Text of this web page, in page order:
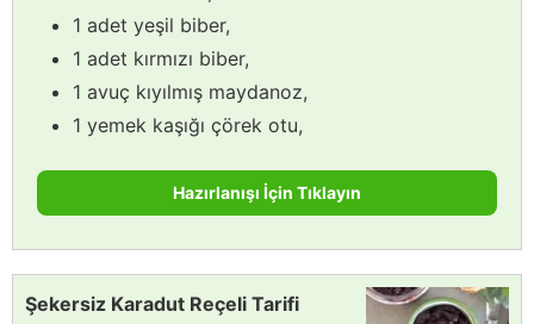
1 adet yeşil biber,
1 adet kırmızı biber,
1 avuç kıyılmış maydanoz,
1 yemek kaşığı çörek otu,
Hazırlanışı İçin Tıklayın
Şekersiz Karadut Reçeli Tarifi